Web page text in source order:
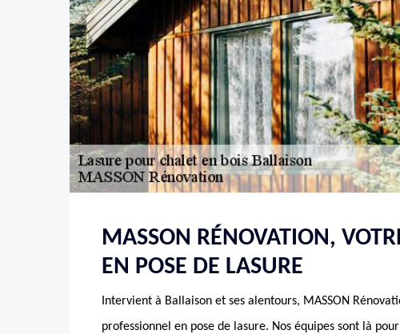
MASSON RÉNOVATION,
EN POSE DE LASURE
Intervient à Ballaison et ses alentours, MASSON
professionnel en pose de lasure. Nos équipes sont là